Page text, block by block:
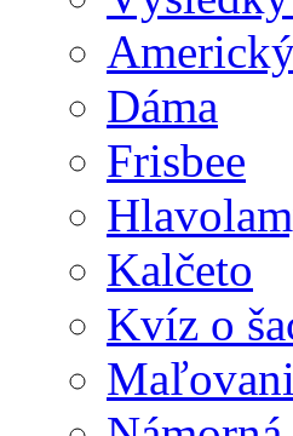
Dáma
Frisbee
Kalčeto
Kvíz o